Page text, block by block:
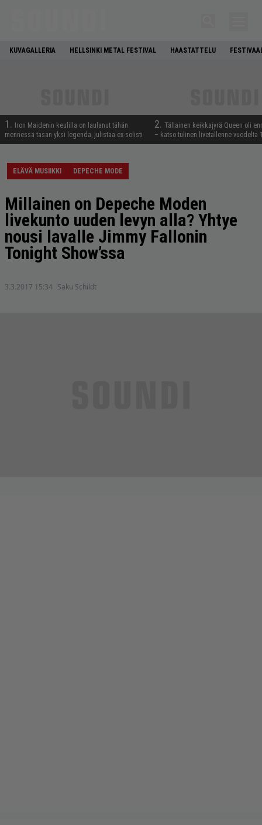
KUVAGALLERIA HELLSINKI METAL FESTIVAL HAASTATTELU
1.
Iron Maidenin keulilla on laulanut tähän
mennessä tasan yksi legenda, julistaa ex-solisti
2. Tällainen keikkajyrä Queen oli
– katso tulinen livetallenne vuodelta
ELÄVÄ MUSIIKKI DEPECHE MODE
Millainen on Depeche Moden
livekunto uuden levyn alla? Yhtye
nousi lavalle Jimmy Fallonin
Tonight Show’ssa
3.3.2017 15:34 Saku Schildt